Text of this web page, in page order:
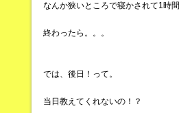
なんか狭いところで寝かされて1時
終わったら。。。
では、後日！って。
当日教えてくれないの！？